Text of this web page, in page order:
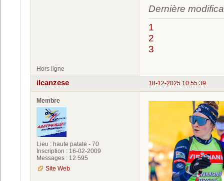
Dernière
1
2
3
Hors ligne
18-12-2025 10:55:39
ilcanzese
Membre
Lieu : haute patate - 70
Inscription : 16-02-2009
Messages : 12 595
Site Web